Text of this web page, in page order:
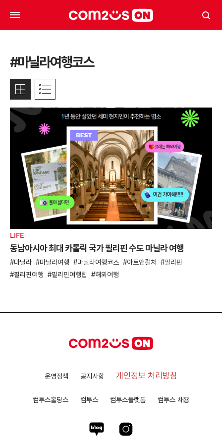
#마닐라여행코스
LIFE
동남아시아 최대 카톨릭 국가 필리핀 수도 마닐라 여행
마닐라 마닐라여행 마닐라여행코스 아트앤컬처
필리핀
필리핀여행
필리핀여행팁 해외여행
운영정책 공지사항 개인정보 처리방침
컴투스홀딩스 컴투스 컴투스플랫폼 컴투스 채용